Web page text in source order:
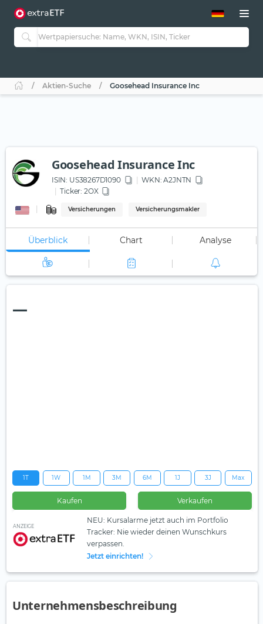
ETF-Guide 2.0
Guide Aktive ETFs
ETF-Sparpläne
Aktien-Suche Goosehead Insurance Inc
Goosehead Insurance Inc
ISIN: US38267D1090 WKN: A2JNTN
Ticker: 2OX
Versicherungen Versicherungsmakler
Überblick Chart Analyse
—
1T 1W 1M 3M 6M 1J 3J Max
Kaufen Verkaufen
ANZEIGE
NEU: Kursalarme jetzt auch im Portfolio
Tracker: Nie wieder deinen Wunschkurs
verpassen.
Jetzt einrichten!
Unternehmensbeschreibung